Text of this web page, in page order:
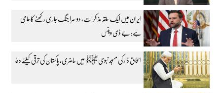
ایران میں ایک حلقہ مذاکرات، دوسرا جنگ جاری رکھنے کا حامی
ہے: جے ڈی وینس
اسحاق ڈار کی مسجد نبوی ﷺ میں حاضری، پاکستان کی ترقی کیلئے دعا